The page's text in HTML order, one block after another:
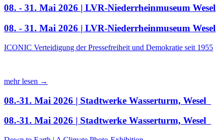
08. - 31. Mai 2026 | LVR-Niederrheinmuseum Wesel
08. - 31. Mai 2026 | LVR-Niederrheinmuseum Wesel
ICONIC Verteidigung der Pressefreiheit und Demokratie seit 1955
mehr lesen →
08.-31. Mai 2026 | Stadtwerke Wasserturm, Wesel
08.-31. Mai 2026 | Stadtwerke Wasserturm, Wesel